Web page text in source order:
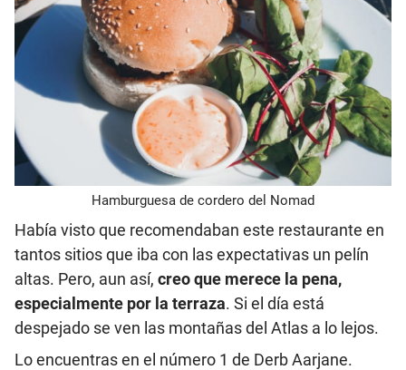
Hamburguesa de cordero del Nomad
Había visto que recomendaban este restaurante en
tantos sitios que iba con las expectativas un pelín
altas. Pero, aun así, creo que merece la pena,
especialmente por la terraza. Si el día está
despejado se ven las montañas del Atlas a lo lejos.
Lo encuentras en el número 1 de Derb Aarjane.